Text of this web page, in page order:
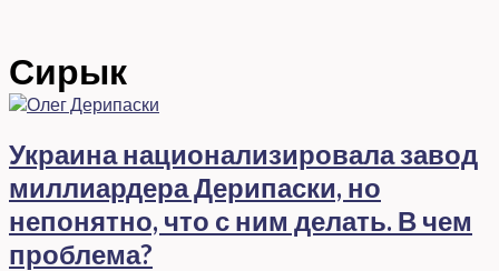
Сирык
Украина национализировала завод
миллиардера Дерипаски, но
непонятно, что с ним делать. В чем
проблема?